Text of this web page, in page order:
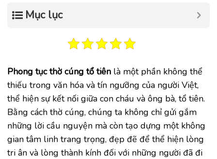
Mục lục
Phong tục thờ cúng tổ tiên là một phần không thể
thiếu trong văn hóa và tín ngưỡng của người Việt,
thể hiện sự kết nối giữa con cháu và ông bà, tổ tiên.
Bằng cách thờ cúng, chúng ta không chỉ gửi gắm
những lời cầu nguyện mà còn tạo dựng một không
gian tâm linh trang trọng, đẹp đẽ để thể hiện lòng
tri ân và lòng thành kính đối với những người đã đi